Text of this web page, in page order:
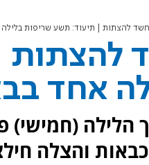
חשד להצתות | תיעוד: תשע שריפות
להצתות
אחד
הלילה (חמישי)
חילצו 15 לכודים. נחקר חשד להצתות